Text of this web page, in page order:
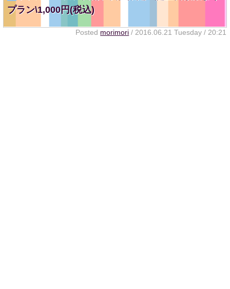
プラン\1,000円(税込)
Posted morimori / 2016.06.21 Tuesday / 20:21